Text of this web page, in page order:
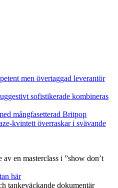
men övertaggad leverantör
sofistikerade kombineras
mångfasetterad Britpop
kvintett överraskar i svävande
en masterclass i ”show don’t
här
tankeväckande dokumentär